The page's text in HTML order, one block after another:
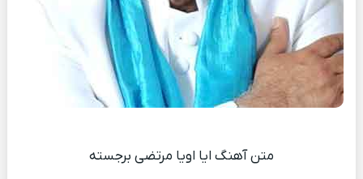
متن آهنگ ایا اویا مرتضی برجسته